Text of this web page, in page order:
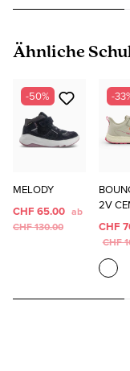
Produktgalerie
Ähnliche
-50%
MELODY
CHF 65.00 ab
CHF 130.00
-
2V
CHF
CHF